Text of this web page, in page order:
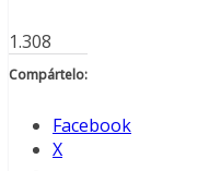
1.308
Compártelo:
Facebook
X